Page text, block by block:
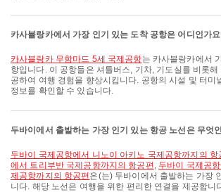
카사블랑카에서 가장 인기 있는 도착 공항은 어디인가
카사블랑카 무함마드 5세 국제공항는 카사블랑카에서
항입니다. 이 공항들은 셔틀버스, 기차, 기도실를 비롯해
공하여 여행 경험을 향상시킵니다. 공항의 시설 및 터미
정보를 확인할 수 있습니다.
두바이에서 출발하는 가장 인기 있는 항공 노선은 무엇
두바이 국제공항에서 니노이 아키노 국제공항까지의 항
에서 트리부반 국제공항까지의 항공편 , 두바이 국제공
제공항까지의 항공편 은(는) 두바이에서 출발하는 가장
니다. 해당 노선은 여행을 위한 편리한 연결을 제공합니